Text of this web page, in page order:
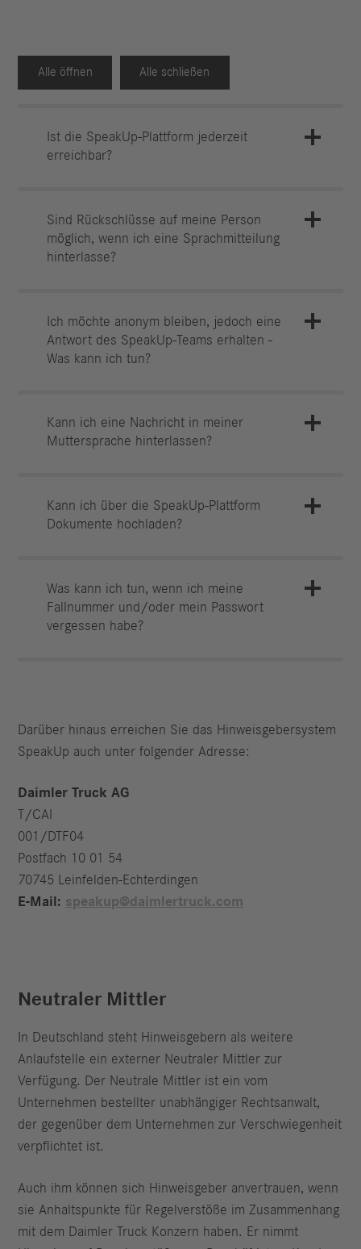
Alle öffnen Alle schließen
Ist die SpeakUp-Plattform jederzeit
erreichbar?
Sind Rückschlüsse auf meine Person
möglich, wenn ich eine Sprachmitteilung
hinterlasse?
Ich möchte anonym bleiben, jedoch eine
Antwort des SpeakUp-Teams erhalten -
Was kann ich tun?
Kann ich eine Nachricht in meiner
Muttersprache hinterlassen?
Kann ich über die SpeakUp-Plattform
Dokumente hochladen?
Was kann ich tun, wenn ich meine
Fallnummer und/oder mein Passwort
vergessen habe?
Darüber hinaus erreichen Sie das Hinweisgebersystem
SpeakUp auch unter folgender Adresse:
Daimler Truck AG
T/CAI
001/DTF04
Postfach 10 01 54
70745 Leinfelden-Echterdingen
E-Mail: speakup@daimlertruck.com
Neutraler Mittler
In Deutschland steht Hinweisgebern als weitere
Anlaufstelle ein externer Neutraler Mittler zur
Verfügung. Der Neutrale Mittler ist ein vom
Unternehmen bestellter unabhängiger Rechtsanwalt,
der gegenüber dem Unternehmen zur Verschwiegenheit
verpflichtet ist.
Auch ihm können sich Hinweisgeber anvertrauen, wenn
sie Anhaltspunkte für Regelverstöße im Zusammenhang
mit dem Daimler Truck Konzern haben. Er nimmt